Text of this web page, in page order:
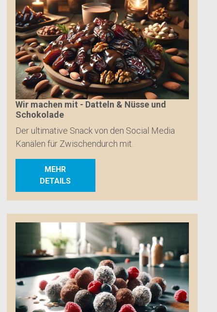
Wir machen mit - Datteln & Nüsse und
Schokolade
Der ultimative Snack von den Social Media
Kanälen für Zwischendurch mit.
MEHR
DETAILS